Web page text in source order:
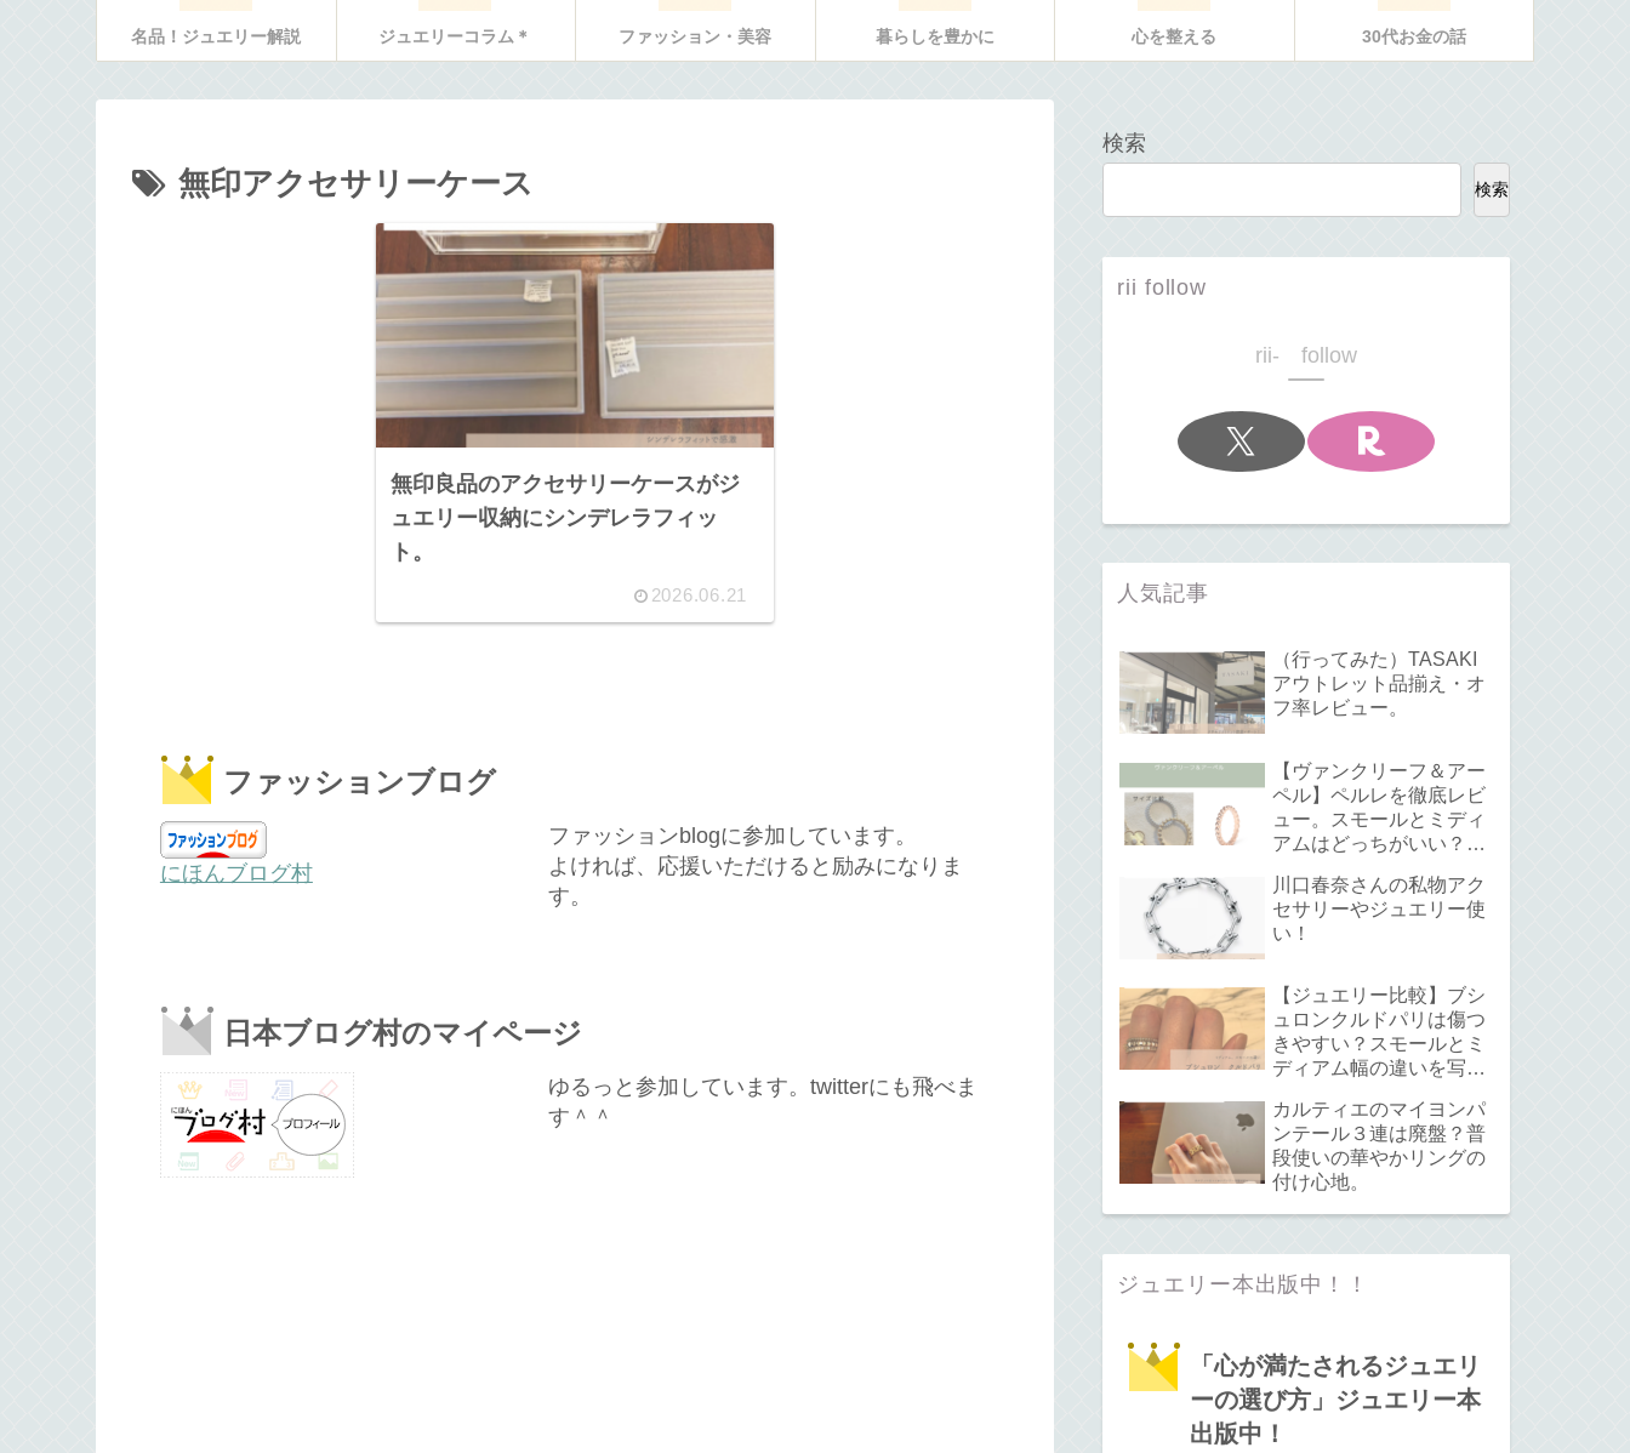
名品！ジュエリー解説 ジュエリーコラム＊ ファッション・美容 暮らしを豊かに 心を整える 30代お金の話
無印アクセサリーケース
無印良品のアクセサリーケースがジ
ュエリー収納にシンデレラフィッ
ト。
2026.06.21
ファッションブログ
にほんブログ村
ファッションblogに参加しています。
よければ、応援いただけると励みになりま
す。
日本ブログ村のマイページ
ゆるっと参加しています。twitterにも飛べま
す＾＾
検索
検索
rii follow
rii- follow
人気記事
（行ってみた）TASAKI
アウトレット品揃え・オ
フ率レビュー。
【ヴァンクリーフ＆アー
ペル】ペルレを徹底レビ
ュー。スモールとミディ
アムはどっちがいい？サ
て。
川口春奈さんの私物アク
セサリーやジュエリー使
い！
【ジュエリー比較】ブシ
ュロンクルドパリは傷つ
きやすい？スモールとミ
ディアム幅の違いを写真
カルティエのマイヨンパ
ンテール３連は廃盤？普
段使いの華やかリングの
付け心地。
ジュエリー本出版中！！
「心が満たされるジュエリ
ーの選び方」ジュエリー本
出版中！